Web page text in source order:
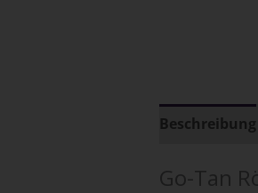
Beschreibung
Go-Tan